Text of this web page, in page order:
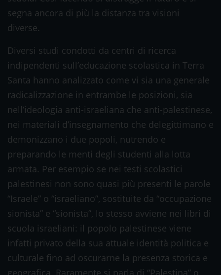
segna ancora di più la distanza tra visioni
diverse.
Diversi studi condotti da centri di ricerca
indipendenti sull’educazione scolastica in Terra
Santa hanno analizzato come vi sia una generale
radicalizzazione in entrambe le posizioni, sia
nell’ideologia anti-israeliana che anti-palestinese,
nei materiali d’insegnamento che delegittimano e
demonizzano i due popoli, nutrendo e
preparando le menti degli studenti alla lotta
armata. Per esempio se nei testi scolastici
palestinesi non sono quasi più presenti le parole
“Israele” o “israeliano”, sostituite da “occupazione
sionista” e “sionista”, lo stesso avviene nei libri di
scuola israeliani: il popolo palestinese viene
infatti privato della sua attuale identità politica e
culturale fino ad oscurarne la presenza storica e
geografica. Raramente si parla di “Palestina” o